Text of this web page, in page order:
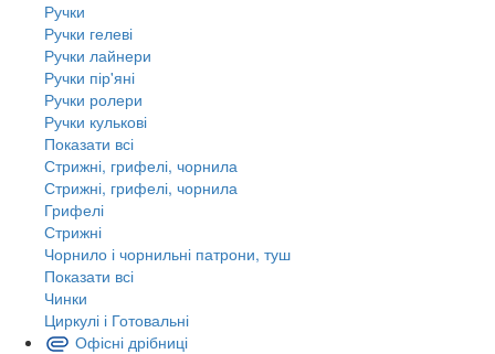
Ручки
Ручки гелеві
Ручки лайнери
Ручки пір'яні
Ручки ролери
Ручки кулькові
Показати всі
Стрижні, грифелі, чорнила
Стрижні, грифелі, чорнила
Грифелі
Стрижні
Чорнило і чорнильні патрони, туш
Показати всі
Чинки
Циркулі і Готовальні
Офісні дрібниці